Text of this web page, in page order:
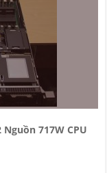
717W CPU